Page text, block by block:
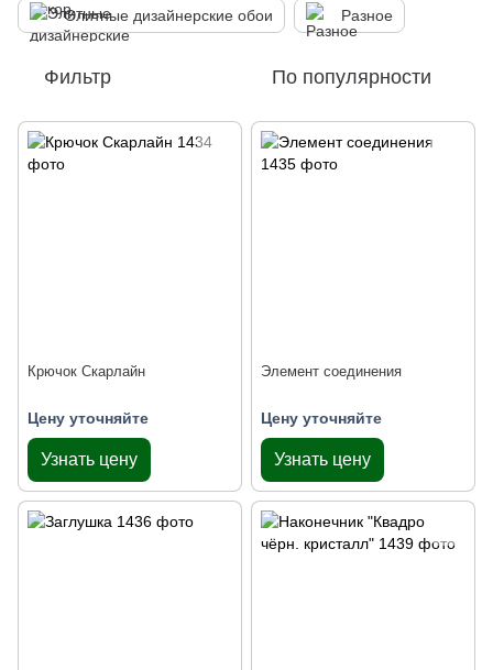
Элитные дизайнерские обои Разное
Фильтр По популярности
Крючок Скарлайн
Цену уточняйте
Узнать цену
Элемент соединения
Цену уточняйте
Узнать цену